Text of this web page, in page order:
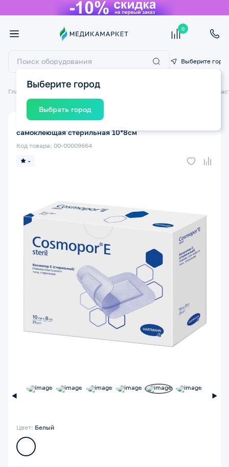
0
Выберите город
Выберите город
Выбрать город
Главная Медицинские расходные материалы Пластыри и
-
Код товара: 00-00009664
самоклеющая стерильная 10*8см
Цвет: Белый